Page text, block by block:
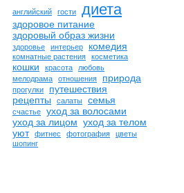
английский гости диета
здоровое питание
здоровый образ жизни
здоровье интерьер комедия
комнатные растения косметика
кошки красота
любовь
мелодрама
отношения природа
прогулки
путешествия
рецепты
салаты семья
счастье
уход за волосами
уход за лицом уход за телом
уют
фитнес фотография
цветы
шопинг